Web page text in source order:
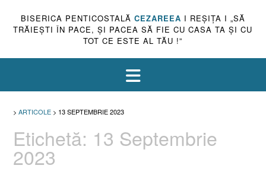
BISERICA PENTICOSTALĂ CEZAREEA I REŞIŢA I „SĂ
TRĂIEŞTI ÎN PACE, ŞI PACEA SĂ FIE CU CASA TA ŞI CU
TOT CE ESTE AL TĂU !”
> ARTICOLE > 13 SEPTEMBRIE 2023
Etichetă: 13 Septembrie
2023